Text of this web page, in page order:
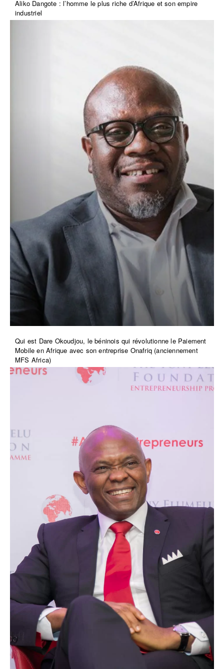
Aliko Dangote : l’homme le plus riche d’Afrique et son empire
industriel
Qui est Dare Okoudjou, le béninois qui révolutionne le Paiement
Mobile en Afrique avec son entreprise Onafriq (anciennement
MFS Africa)